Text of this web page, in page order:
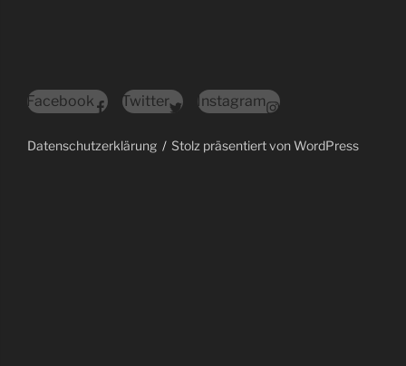
Facebook Twitter Instagram
Datenschutzerklärung Stolz präsentiert von WordPress